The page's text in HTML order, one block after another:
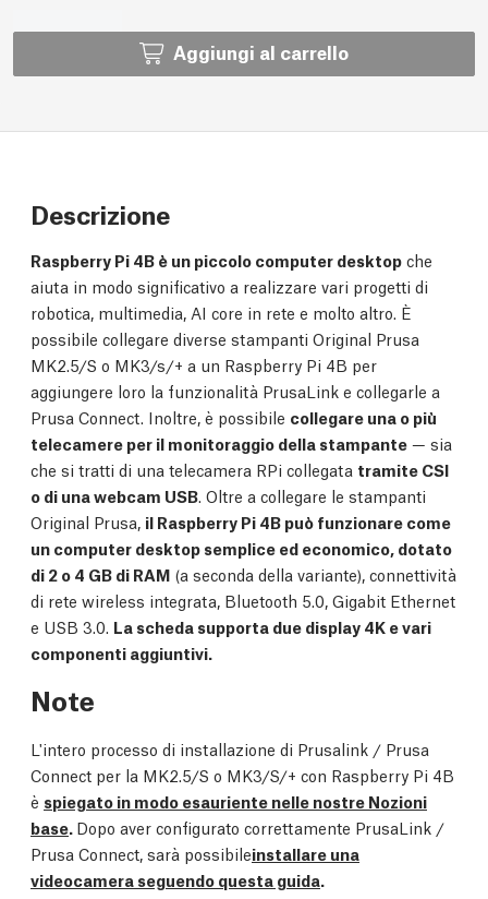
Aggiungi al carrello
Descrizione
Raspberry Pi 4B è un piccolo computer desktop che
aiuta in modo significativo a realizzare vari progetti di
robotica, multimedia, AI core in rete e molto altro. È
possibile collegare diverse stampanti Original Prusa
MK2.5/S o MK3/s/+ a un Raspberry Pi 4B per
aggiungere loro la funzionalità PrusaLink e collegarle a
Prusa Connect. Inoltre, è possibile collegare una o più
telecamere per il monitoraggio della stampante — sia
che si tratti di una telecamera RPi collegata tramite CSI
o di una webcam USB. Oltre a collegare le stampanti
Original Prusa, il Raspberry Pi 4B può funzionare come
un computer desktop semplice ed economico, dotato
di 2 o 4 GB di RAM (a seconda della variante), connettività
di rete wireless integrata, Bluetooth 5.0, Gigabit Ethernet
e USB 3.0. La scheda supporta due display 4K e vari
componenti aggiuntivi.
Note
L'intero processo di installazione di Prusalink / Prusa
Connect per la MK2.5/S o MK3/S/+ con Raspberry Pi 4B
è spiegato in modo esauriente nelle nostre Nozioni
base. Dopo aver configurato correttamente PrusaLink /
Prusa Connect, sarà possibileinstallare una
videocamera seguendo questa guida.